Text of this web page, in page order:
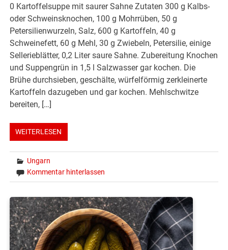
0 Kartoffelsuppe mit saurer Sahne Zutaten 300 g Kalbs-
oder Schweinsknochen, 100 g Mohrrüben, 50 g
Petersilienwurzeln, Salz, 600 g Kartoffeln, 40 g
Schweinefett, 60 g Mehl, 30 g Zwiebeln, Petersilie, einige
Sellerieblätter, 0,2 Liter saure Sahne. Zubereitung Knochen
und Suppengrün in 1,5 l Salzwasser gar kochen. Die
Brühe durchsieben, geschälte, würfelförmig zerkleinerte
Kartoffeln dazugeben und gar kochen. Mehlschwitze
bereiten, […]
WEITERLESEN
Ungarn
Kommentar hinterlassen